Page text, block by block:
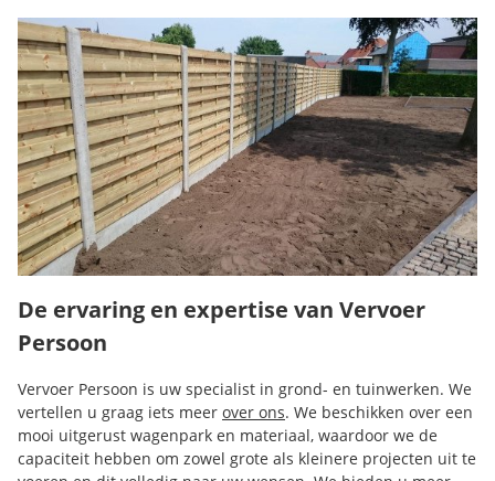
De ervaring en expertise van Vervoer
Persoon
Vervoer Persoon is uw specialist in grond- en tuinwerken. We
vertellen u graag iets meer over ons. We beschikken over een
mooi uitgerust wagenpark en materiaal, waardoor we de
capaciteit hebben om zowel grote als kleinere projecten uit te